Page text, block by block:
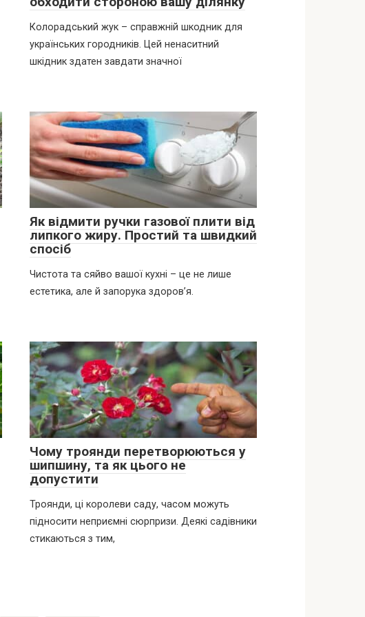
Колорадський жук – справжній шкодник для
українських городників. Цей ненаситний
шкідник здатен завдати значної
Як відмити ручки газової плити від
липкого жиру. Простий та швидкий
спосіб
Чистота та сяйво вашої кухні – це не лише
естетика, але й запорука здоров’я.
Чому троянди перетворюються у
шипшину, та як цього не
допустити
Троянди, ці королеви саду, часом можуть
підносити неприємні сюрпризи. Деякі садівники
стикаються з тим,